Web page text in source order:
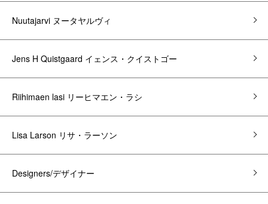
Nuutajarvi ヌータヤルヴィ
Jens H Quistgaard イェンス・クイストゴー
Riihimaen lasi リーヒマエン・ラシ
Lisa Larson リサ・ラーソン
Designers/デザイナー